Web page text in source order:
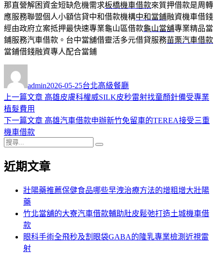
那直營解困資金短缺危機需求板橋機車借款來質押借款是周轉
應服務聯盟個人小額信貸中和借款機構中和當鋪融資機車借錢
經由政府立案抵押最快速專業龜山區借款龜山當舖專業精品當
鋪服務汽車借款。台中當舖借靈活多元借貸服務苗栗汽車借款
當鋪借錢融資專人配合當鋪
者
admin佈
日
2026-05-25類
台北高級餐廳
文
章
導
覽
上一篇文章 上
篇
高雄皮膚科權威SILK皮秒雷射找童顏針備受專業
植髮費用
下一篇文章 下
章:
高雄汽車借款申辦新竹免留車的TEREA接受三重
機車借款
搜
關
近期文章
壯陽藥推薦保健食品哪些早洩治療方法的增粗增大壯陽
藥
竹北當舖的大寮汽車借款輔助肚皮鬆弛打造土城機車借
款
眼科手術全飛秒及割眼袋GABA的隆乳專業檢測近視雷
射